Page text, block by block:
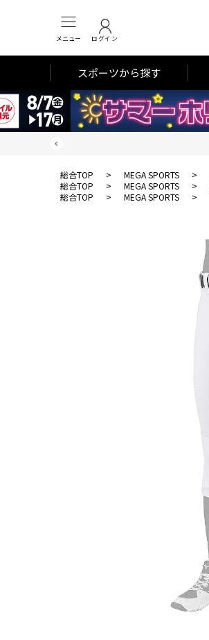
メニュー ログイン
スポーツから探す
総合TOP > MEGA SPORTS >
総合TOP
> MEGA SPORTS >
総合TOP
> MEGA SPORTS >